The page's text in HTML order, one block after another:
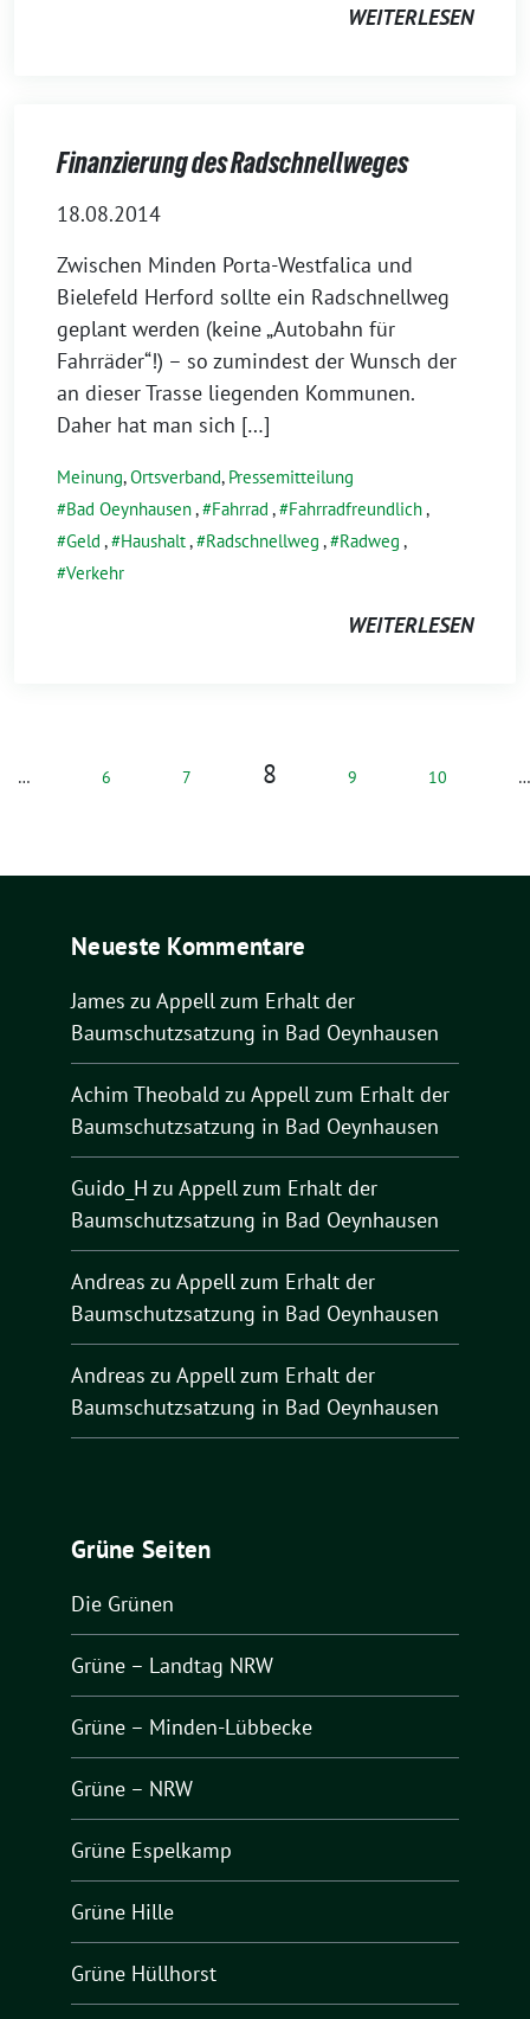
WEITERLESEN
Finanzierung des Radschnellweges
18.08.2014
Zwischen Minden Porta-Westfalica und
Bielefeld Herford sollte ein Radschnellweg
geplant werden (keine „Autobahn für
Fahrräder“!) – so zumindest der Wunsch der
an dieser Trasse liegenden Kommunen.
Daher hat man sich […]
Meinung,Ortsverband, Pressemitteilung
Bad Oeynhausen, Fahrrad , Fahrradfreundlich,
Geld , Haushalt, Radschnellweg , Radweg ,
Verkehr
WEITERLESEN
… 6 7 8 9 10 …
Neueste Kommentare
James zu Appell zum Erhalt der
Baumschutzsatzung in Bad Oeynhausen
Achim Theobald zu Appell zum Erhalt der
Baumschutzsatzung in Bad Oeynhausen
Guido_H zu Appell zum Erhalt der
Baumschutzsatzung in Bad Oeynhausen
Andreas zu Appell zum Erhalt der
Baumschutzsatzung in Bad Oeynhausen
Andreas zu Appell zum Erhalt der
Baumschutzsatzung in Bad Oeynhausen
Grüne Seiten
Die Grünen
Grüne – Landtag NRW
Grüne – Minden-Lübbecke
Grüne – NRW
Grüne Espelkamp
Grüne Hille
Grüne Hüllhorst